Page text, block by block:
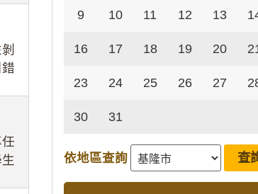
9 10 11 12 13
16 17 18 19 20
23 24 25 26 27
30 31
依地區查詢